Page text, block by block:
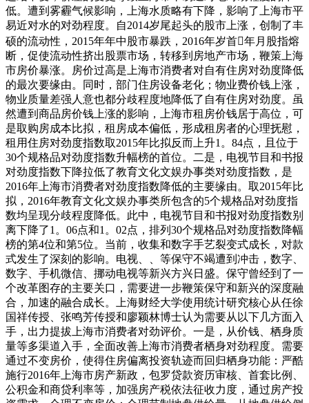
低。遭到雾霾气候影响，上海水质略有下降，影响了上海市平
易近对水的对劲程度。自2014岁尾起头的股市上涨，创制了丰
硕的流动性，2015年年中股市暴跌，2016年岁首年月股指熔
断，促使流动性挤出股票市场，转移到房地产市场，鞭策上海
市房价暴涨。房价过高是上海市消费者对自有住房对劲度降低
的最次要缘由。同时，部门住房设备老化；物业费价钱上涨，
物业质量差强人意也都分歧程度地降低了自有住房对劲度。虽
然遭到商品房价钱上涨的影响，上海市租房价钱居于高位，可
是取购房成本比拟，租房成本偏低，形成租房者的心理抚慰，
租用住房对劲度指数取2015年比拟反而上升1。84点，且位于
30个规格品对劲度指数升幅榜的首位。二是，电视节目和书报
对劲度指数下降拉低了教育文化文娱办事类对劲度指数，是
2016年上海市消费者对劲度指数降低的主要缘由。取2015年比
拟，2016年教育文化文娱办事类所包含的5个规格品对劲度指
数均呈现分歧程度降低。此中，电视节目和书报对劲度指数别
离下降了1。06点和1。02点，排列30个规格品对劲度指数降幅
榜的第4位和第5位。当前，收集和数字手艺裂变式成长，对款
式发生了深刻的影响。电视、、等保守不竭遭到冲击，数字、
数字、手机微信、挪动电视等新兴方兴日盛。保守曾经到了一
个改革图存的主要关口，需要进一步鞭策保守和新兴的深度融
合，加速的融合成长。上海财经大学使用统计研究核心从任徐
国祥传授、张鸣芳传授和廖颖林博士认为需要从以下几方面入
手，出力提拔上海市消费者对劲评价。一是，从价钱、栖身质
量等多渠道入手，全面改善上海市消费者栖身对劲程度。需要
通过不变房价，使得住房偏离投资轨迹而回归栖身功能：严酷
施行2016年上海市房产新政，包罗贷款资历审核、首套比例、
公积金和商贷利率等，加强房产税依法征收力度，通过房产投